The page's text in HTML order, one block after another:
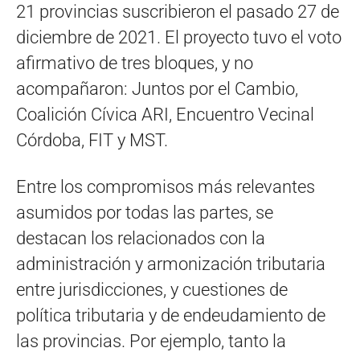
21 provincias suscribieron el pasado 27 de
diciembre de 2021. El proyecto tuvo el voto
afirmativo de tres bloques, y no
acompañaron: Juntos por el Cambio,
Coalición Cívica ARI, Encuentro Vecinal
Córdoba, FIT y MST.
Entre los compromisos más relevantes
asumidos por todas las partes, se
destacan los relacionados con la
administración y armonización tributaria
entre jurisdicciones, y cuestiones de
política tributaria y de endeudamiento de
las provincias. Por ejemplo, tanto la